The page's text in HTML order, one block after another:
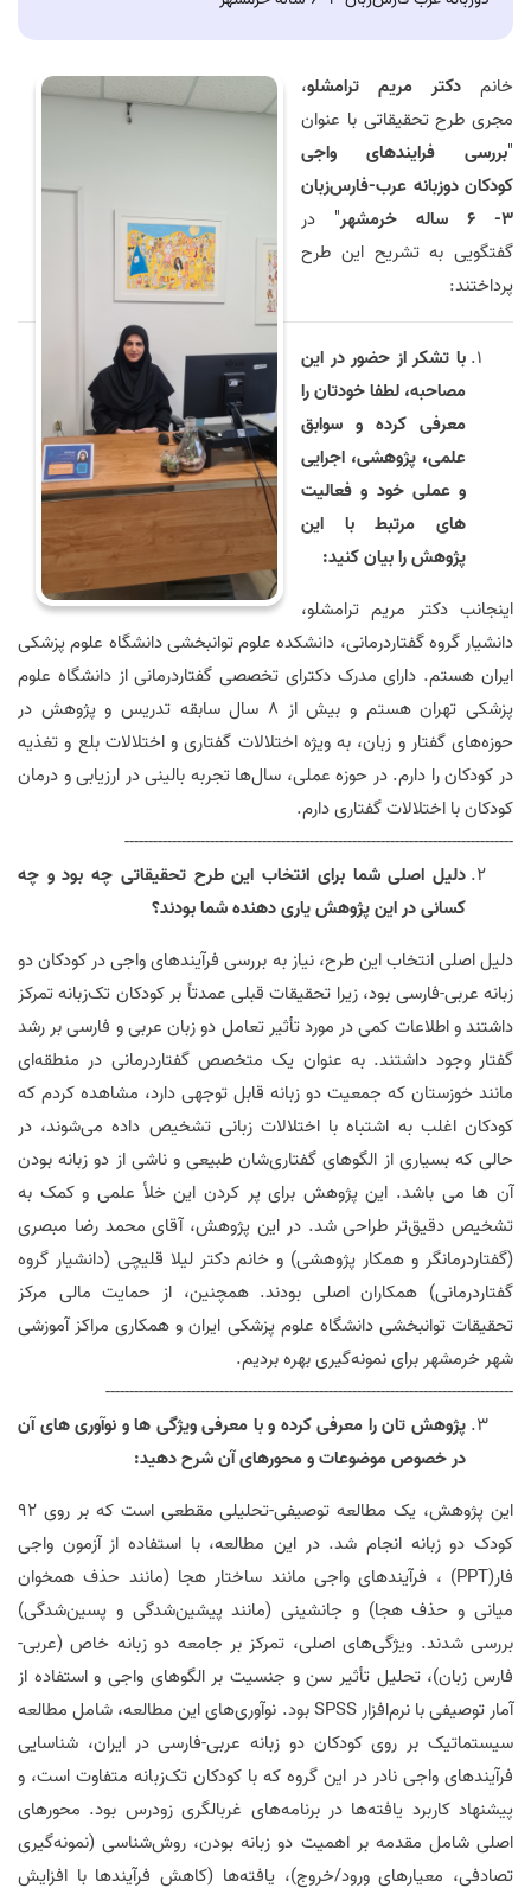
خانم دکتر مریم ترامشلو،
مجری طرح تحقیقاتی با عنوان
"بررسی فرایندهای واجی
کودکان دوزبانه عرب-فارس‌زبان
3- 6 ساله خرمشهر
" در
گفتگویی به تشریح این طرح
پرداختند:
با تشکر از حضور در این
مصاحبه، لطفا خودتان را
معرفی کرده و سوابق
علمی، پژوهشی، اجرایی
و عملی خود و فعالیت
های مرتبط با این
پژوهش را بیان کنید:
اینجانب دکتر مریم ترامشلو،
دانشیار گروه گفتاردرمانی، دانشکده علوم توانبخشی دانشگاه علوم پزشکی
ایران هستم. دارای مدرک دکترای تخصصی گفتاردرمانی از دانشگاه علوم
پزشکی تهران هستم و بیش از 8 سال سابقه تدریس و پژوهش در
حوزه‌های گفتار و زبان، به ویژه اختلالات گفتاری و اختلالات بلع و تغذیه
در کودکان را دارم. در حوزه عملی، سال‌ها تجربه بالینی در ارزیابی و درمان
کودکان با اختلالات گفتاری دارم.
----------------------------------------------------------------------------------
دلیل اصلی شما برای انتخاب این طرح تحقیقاتی چه بود و چه
کسانی در این پژوهش یاری دهنده شما بودند؟
دلیل اصلی انتخاب این طرح، نیاز به بررسی فرآیندهای واجی در کودکان دو
زبانه عربی-فارسی بود، زیرا تحقیقات قبلی عمدتاً بر کودکان تک‌زبانه تمرکز
داشتند و اطلاعات کمی در مورد تأثیر تعامل دو زبان عربی و فارسی بر رشد
گفتار وجود داشتند. به عنوان یک متخصص گفتاردرمانی در منطقه‌ای
مانند خوزستان که جمعیت دو زبانه قابل توجهی دارد، مشاهده کردم که
کودکان اغلب به اشتباه با اختلالات زبانی تشخیص داده می‌شوند، در
حالی که بسیاری از الگوهای گفتاری‌شان طبیعی و ناشی از دو زبانه بودن
آن ها می باشد. این پژوهش برای پر کردن این خلأ علمی و کمک به
تشخیص دقیق‌تر طراحی شد. در این پژوهش، آقای محمد رضا مبصری
(گفتاردرمانگر و همکار پژوهشی) و خانم دکتر لیلا قلیچی (دانشیار گروه
گفتاردرمانی) همکاران اصلی بودند. همچنین، از حمایت مالی مرکز
تحقیقات توانبخشی دانشگاه علوم پزشکی ایران و همکاری مراکز آموزشی
شهر خرمشهر برای نمونه‌گیری بهره بردیم.
--------------------------------------------------------------------------------------
پژوهش تان را معرفی کرده و با معرفی ویژگی ها و نوآوری های آن
در خصوص موضوعات و محورهای آن شرح دهید:
این پژوهش، یک مطالعه توصیفی-تحلیلی مقطعی است که بر روی ۹۲
کودک دو زبانه انجام شد. در این مطالعه، با استفاده از آزمون واجی
فار(PPT) ، فرآیندهای واجی مانند ساختار هجا (مانند حذف همخوان
میانی و حذف هجا) و جانشینی (مانند پیشین‌شدگی و پسین‌شدگی)
بررسی شدند. ویژگی‌های اصلی، تمرکز بر جامعه دو زبانه خاص (عربی-
فارس زبان)، تحلیل تأثیر سن و جنسیت بر الگوهای واجی و استفاده از
آمار توصیفی با نرم‌افزارSPSSبود. نوآوری‌های این مطالعه، شامل مطالعه
سیستماتیک بر روی کودکان دو زبانه عربی-فارسی در ایران، شناسایی
فرآیندهای واجی نادر در این گروه که با کودکان تک‌زبانه متفاوت است، و
پیشنهاد کاربرد یافته‌ها در برنامه‌های غربالگری زودرس بود. محورهای
اصلی شامل مقدمه بر اهمیت دو زبانه بودن، روش‌شناسی (نمونه‌گیری
تصادفی، معیارهای ورود/خروج)، یافته‌ها (کاهش فرآیندها با افزایش